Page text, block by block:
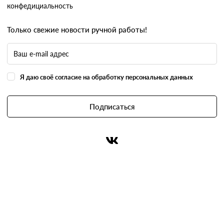
конфедициальность
Только свежие новости ручной работы!
Я даю своё согласие на обработку персональных данных
Подписаться